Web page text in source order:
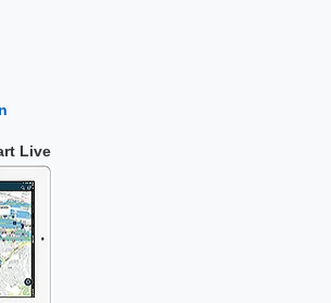
Live